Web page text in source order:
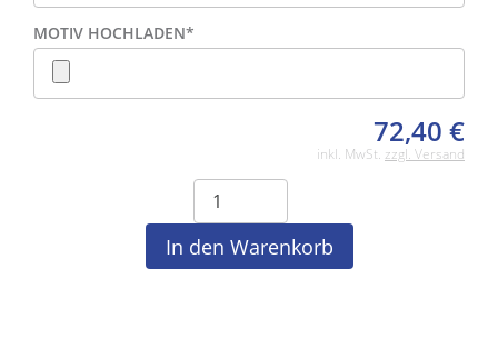
MOTIV HOCHLADEN*
72,40 €
inkl. MwSt. zzgl. Versand